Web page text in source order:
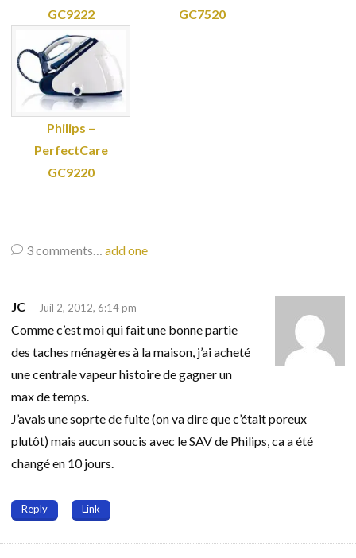
GC9222
GC7520
Philips –
PerfectCare
GC9220
3comments… add one
JC Juil 2, 2012, 6:14 pm
Comme c’est moi qui fait une bonne partie
des taches ménagères à la maison, j’ai acheté
une centrale vapeur histoire de gagner un
max de temps.
J’avais une soprte de fuite (on va dire que c’était poreux
plutôt) mais aucun soucis avec le SAV de Philips, ca a été
changé en 10 jours.
Reply Link